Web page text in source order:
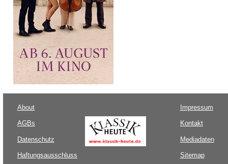
About
AGBs
Datenschutz
Haftungsausschluss
Impressum
Kontakt
Mediadaten
Sitemap